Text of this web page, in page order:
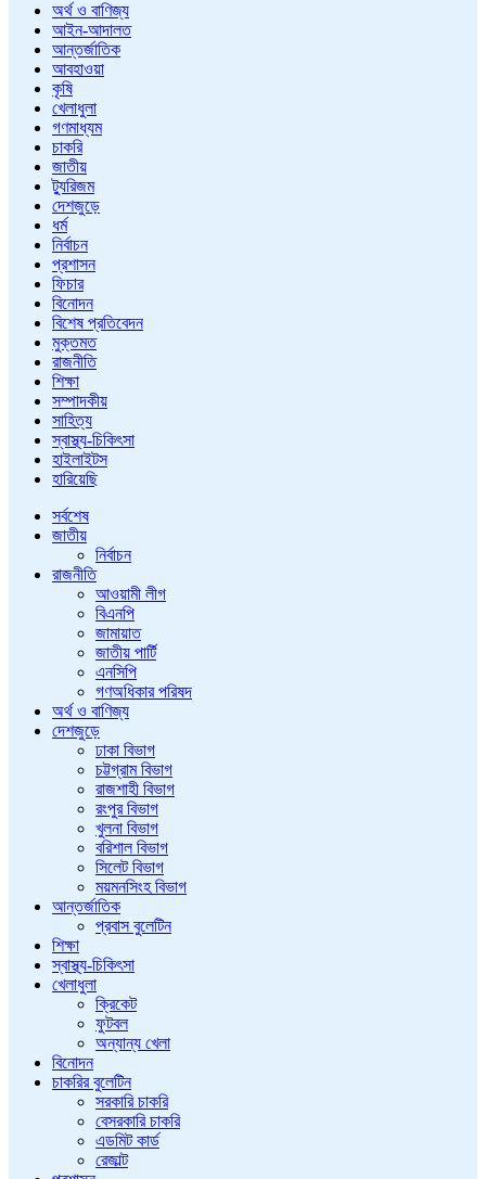
অর্থ ও বাণিজ্য
আইন-আদালত
আন্তর্জাতিক
আবহাওয়া
কৃষি
খেলাধুলা
গণমাধ্যম
চাকরি
জাতীয়
ট্যুরিজম
দেশজুড়ে
ধর্ম
নির্বাচন
প্রশাসন
ফিচার
বিনোদন
বিশেষ প্রতিবেদন
মুক্তমত
রাজনীতি
শিক্ষা
সম্পাদকীয়
সাহিত্য
স্বাস্থ্য-চিকিৎসা
হাইলাইটস
হারিয়েছি
সর্বশেষ
জাতীয়
নির্বাচন
রাজনীতি
আওয়ামী লীগ
বিএনপি
জামায়াত
জাতীয় পার্টি
এনসিপি
গণঅধিকার পরিষদ
অর্থ ও বাণিজ্য
দেশজুড়ে
ঢাকা বিভাগ
চট্টগ্রাম বিভাগ
রাজশাহী বিভাগ
রংপুর বিভাগ
খুলনা বিভাগ
বরিশাল বিভাগ
সিলেট বিভাগ
ময়মনসিংহ বিভাগ
আন্তর্জাতিক
প্রবাস বুলেটিন
শিক্ষা
স্বাস্থ্য-চিকিৎসা
খেলাধুলা
ক্রিকেট
ফুটবল
অন্যান্য খেলা
বিনোদন
চাকরির বুলেটিন
সরকারি চাকরি
বেসরকারি চাকরি
এডমিট কার্ড
রেজাল্ট